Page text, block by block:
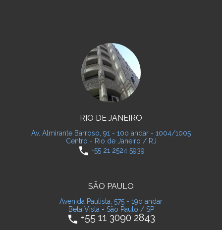
RIO DE JANEIRO
Av. Almirante Barroso, 91 - 10o andar - 1004/1005
Centro - Rio de Janeiro / RJ
phone +55 21 2524 5939
SÃO PAULO
Avenida Paulista, 575 - 19o andar
Bela Vista - São Paulo / SP
phone +55 11 3090 2843